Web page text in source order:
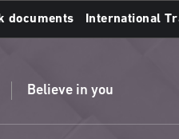
documents International
Believe in you